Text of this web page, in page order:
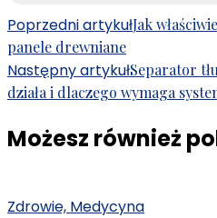
Nawigacja
wpisu
Poprzedni artykułJak
panele drewniane
Następny artykułSeparator
działa i dlaczego wymaga
Możesz również
Zdrowie, Medycyna